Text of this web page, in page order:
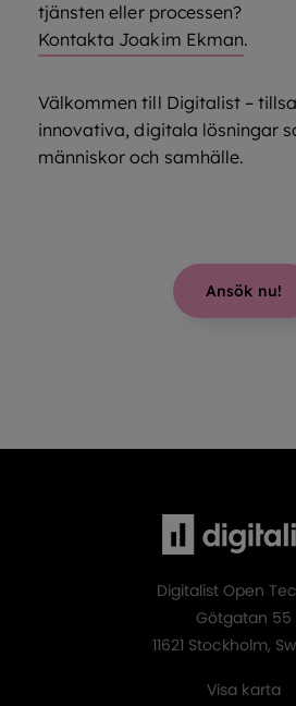
tjänsten eller processen?
Kontakta Joakim Ekman.
Välkommen till Digitalist –
innovativa, digitala lösningar
människor och samhälle.
Ansök nu!
Digitalist Open
Götgatan 55
11621 Stockholm,
Visa karta